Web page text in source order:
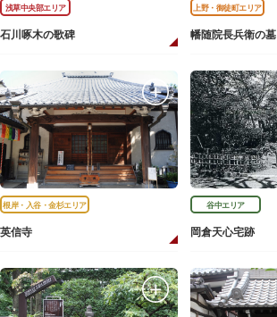
浅草中央部エリア
石川啄木の歌碑
上野・御徒町エリア
幡随院長兵衛の墓
根岸・入谷・金杉エリア
英信寺
谷中エリア
岡倉天心宅跡